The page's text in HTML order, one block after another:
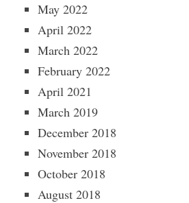
May 2022
April 2022
March 2022
February 2022
April 2021
March 2019
December 2018
November 2018
October 2018
August 2018